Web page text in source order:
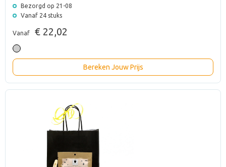
Bezorgd op 21-08
Vanaf 24 stuks
Vanaf € 22,02
Bereken Jouw Prijs